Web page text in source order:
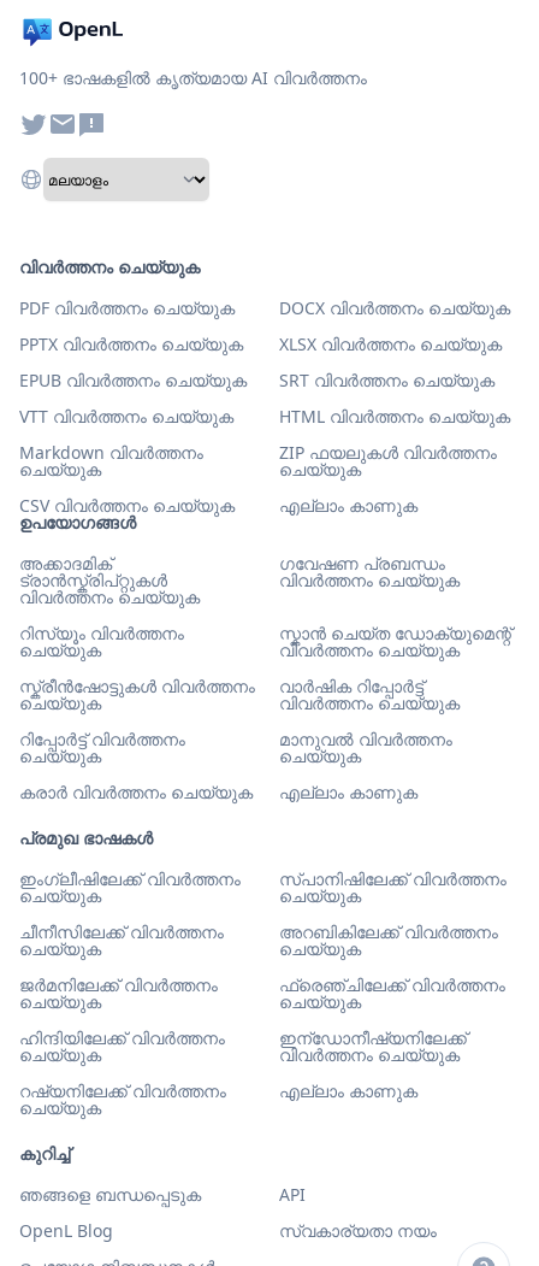
100+ ഭാഷകളിൽ കൃത്യമായ AI വിവർത്തനം
ഉപയോഗങ്ങൾ
അക്കാദമിക്
ട്രാൻസ്ക്രിപ്റ്റുകൾ
വിവർത്തനം ചെയ്യുക
ഗവേഷണ പ്രബന്ധം
വിവർത്തനം ചെയ്യുക
റിസ്യൂം വിവർത്തനം
ചെയ്യുക
സ്കാൻ ചെയ്ത ഡോക്യുമെന്റ്
വിവർത്തനം ചെയ്യുക
സ്ക്രീൻഷോട്ടുകൾ വിവർത്തനം
ചെയ്യുക
വാർഷിക റിപ്പോർട്ട്
വിവർത്തനം ചെയ്യുക
റിപ്പോർട്ട് വിവർത്തനം
ചെയ്യുക
മാനുവൽ വിവർത്തനം
ചെയ്യുക
കരാർ വിവർത്തനം ചെയ്യുക
എല്ലാം കാണുക
പ്രമുഖ ഭാഷകൾ
ഇംഗ്ലീഷിലേക്ക് വിവർത്തനം
ചെയ്യുക
സ്പാനിഷിലേക്ക് വിവർത്തനം
ചെയ്യുക
ചീനീസിലേക്ക് വിവർത്തനം
ചെയ്യുക
അറബികിലേക്ക് വിവർത്തനം
ചെയ്യുക
ജർമനിലേക്ക് വിവർത്തനം
ചെയ്യുക
ഫ്രെഞ്ചിലേക്ക് വിവർത്തനം
ചെയ്യുക
ഹിന്ദിയിലേക്ക് വിവർത്തനം
ചെയ്യുക
ഇന്ഡോനീഷ്യനിലേക്ക്
വിവർത്തനം ചെയ്യുക
റഷ്യനിലേക്ക് വിവർത്തനം
ചെയ്യുക
എല്ലാം കാണുക
വിവർത്തനം ചെയ്യുക
PDF വിവർത്തനം ചെയ്യുക
DOCX വിവർത്തനം ചെയ്യുക
PPTX വിവർത്തനം ചെയ്യുക
XLSX വിവർത്തനം ചെയ്യുക
EPUB വിവർത്തനം ചെയ്യുക
SRT വിവർത്തനം ചെയ്യുക
VTT വിവർത്തനം ചെയ്യുക
HTML വിവർത്തനം ചെയ്യുക
Markdown വിവർത്തനം
ചെയ്യുക
ZIP ഫയലുകൾ വിവർത്തനം
ചെയ്യുക
CSV വിവർത്തനം ചെയ്യുക
എല്ലാം കാണുക
കുറിച്ച്
ഞങ്ങളെ ബന്ധപ്പെടുക
API
OpenL Blog
സ്വകാര്യതാ നയം